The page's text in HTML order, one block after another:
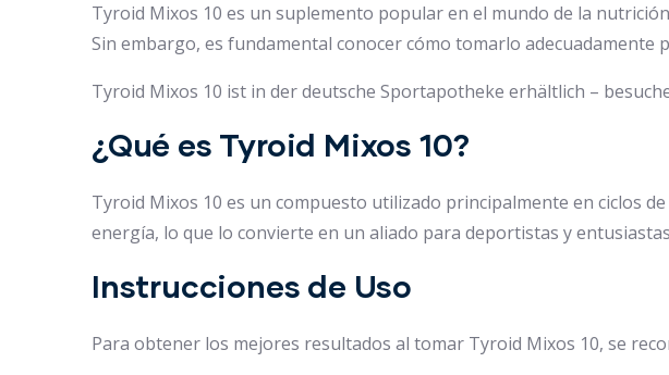
Tyroid Mixos 10 es un suplemento popular en el mundo de la
Sin embargo, es fundamental conocer cómo tomarlo adecuadamente
Tyroid Mixos 10 ist in der deutsche Sportapotheke erhältlich –
¿Qué es Tyroid Mixos 10?
Tyroid Mixos 10 es un compuesto utilizado principalmente en ciclos
energía, lo que lo convierte en un aliado para deportistas y
Instrucciones de Uso
Para obtener los mejores resultados al tomar Tyroid Mixos 10, se